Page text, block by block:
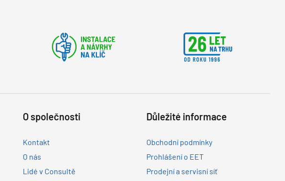
O společnosti
Kontakt
O nás
Lidé v Consultě
Důležité informace
Obchodní podmínky
Prohlášení o EET
Prodejní a servisní síť